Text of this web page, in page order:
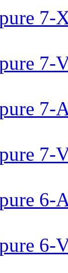
7-
7-
7-
7-
6-
6-